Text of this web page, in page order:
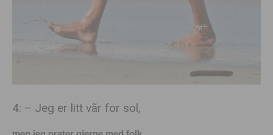
4: – Jeg er litt vãr for sol,